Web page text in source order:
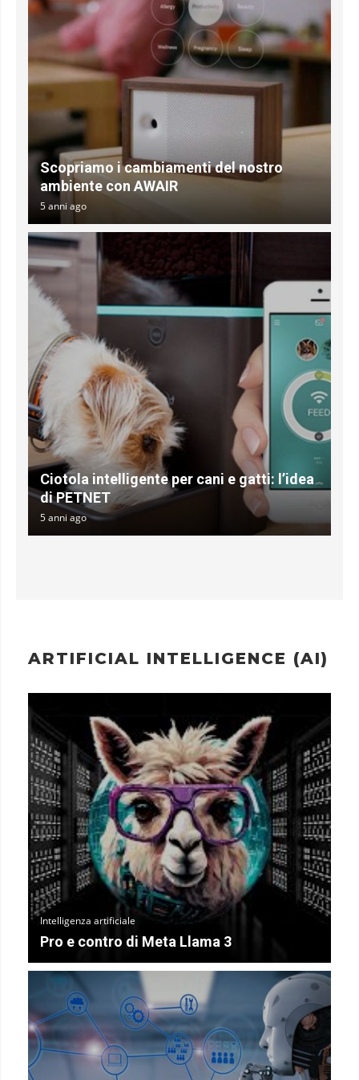
Scopriamo i cambiamenti del nostro
ambiente con AWAIR
5 anni ago
Ciotola intelligente per cani e gatti: l’idea
di PETNET
5 anni ago
ARTIFICIAL INTELLIGENCE (AI)
Intelligenza artificiale
Pro e contro di Meta Llama 3